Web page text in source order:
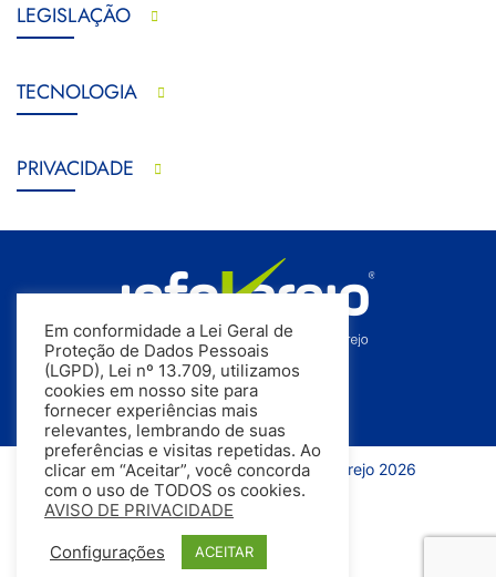
LEGISLAÇÃO
TECNOLOGIA
PRIVACIDADE
Todos os direitos reservados | InfoVarejo 2026
Em conformidade a Lei Geral de
Proteção de Dados Pessoais
(LGPD), Lei nº 13.709, utilizamos
cookies em nosso site para
fornecer experiências mais
relevantes, lembrando de suas
preferências e visitas repetidas. Ao
clicar em “Aceitar”, você concorda
com o uso de TODOS os cookies.
AVISO DE PRIVACIDADE
Configurações ACEITAR